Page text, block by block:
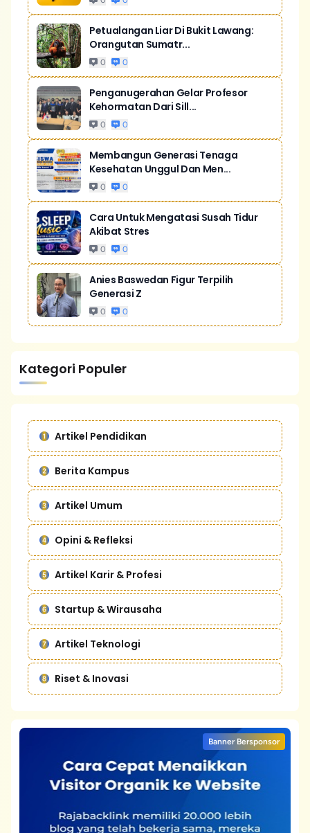
Petualangan Liar Di Bukit Lawang:
Orangutan Sumatr...
0 0
Penganugerahan Gelar Profesor
Kehormatan Dari Sill...
0 0
Membangun Generasi Tenaga
Kesehatan Unggul Dan Men...
0 0
Cara Untuk Mengatasi Susah Tidur
Akibat Stres
0 0
Anies Baswedan Figur Terpilih
Generasi Z
0 0
Kategori Populer
Artikel Pendidikan
Berita Kampus
Artikel Umum
Opini & Refleksi
Artikel Karir & Profesi
Startup & Wirausaha
Artikel Teknologi
Riset & Inovasi
Banner Bersponsor